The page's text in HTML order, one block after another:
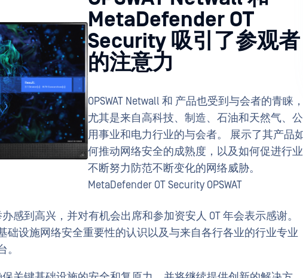
MetaDefender OT
Security 吸引了参观者
的注意力
OPSWAT Netwall 和 产品也受到与会者的青睐，
尤其是来自高科技、制造、石油和天然气、公
用事业和电力行业的与会者。 展示了其产品
何推动网络安全的成熟度，以及如何促进行业
不断努力防范不断变化的网络威胁。
MetaDefender OT Security OPSWAT
办感到高兴，并对有机会出席和参加资安人 OT 年会表示感谢。
础设施网络安全重要性的认识以及与来自各行各业的行业专业